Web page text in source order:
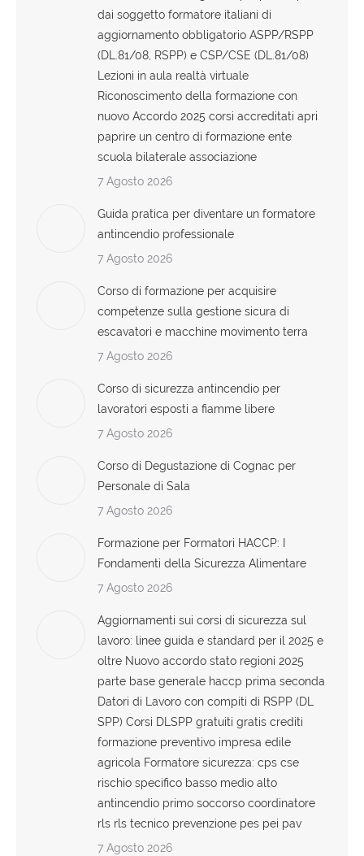
dai soggetto formatore italiani di
aggiornamento obbligatorio ASPP/RSPP
(DL.81/08, RSPP) e CSP/CSE (DL.81/08)
Lezioni in aula realtà virtuale
Riconoscimento della formazione con
nuovo Accordo 2025 corsi accreditati apri
paprire un centro di formazione ente
scuola bilaterale associazione
7 Agosto 2026
Guida pratica per diventare un formatore
antincendio professionale
7 Agosto 2026
Corso di formazione per acquisire
competenze sulla gestione sicura di
escavatori e macchine movimento terra
7 Agosto 2026
Corso di sicurezza antincendio per
lavoratori esposti a fiamme libere
7 Agosto 2026
Corso di Degustazione di Cognac per
Personale di Sala
7 Agosto 2026
Formazione per Formatori HACCP: I
Fondamenti della Sicurezza Alimentare
7 Agosto 2026
Aggiornamenti sui corsi di sicurezza sul
lavoro: linee guida e standard per il 2025 e
oltre Nuovo accordo stato regioni 2025
parte base generale haccp prima seconda
Datori di Lavoro con compiti di RSPP (DL
SPP) Corsi DLSPP gratuiti gratis crediti
formazione preventivo impresa edile
agricola Formatore sicurezza: cps cse
rischio specifico basso medio alto
antincendio primo soccorso coordinatore
rls rls tecnico prevenzione pes pei pav
7 Agosto 2026